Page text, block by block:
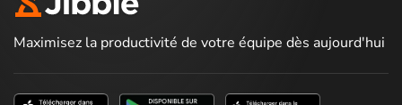
Maximisez la productivité de votre équipe dès aujourd'hui